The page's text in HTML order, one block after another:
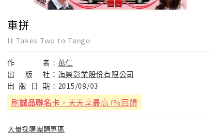
車拼
It Takes Two to Tango
作 者： 萬仁
出
版 社： 海樂影業股份有限公司
出 版 日 期： 2015/09/03
刷誠品聯名卡 ，天天享最高7%回饋
大量採購團購專區